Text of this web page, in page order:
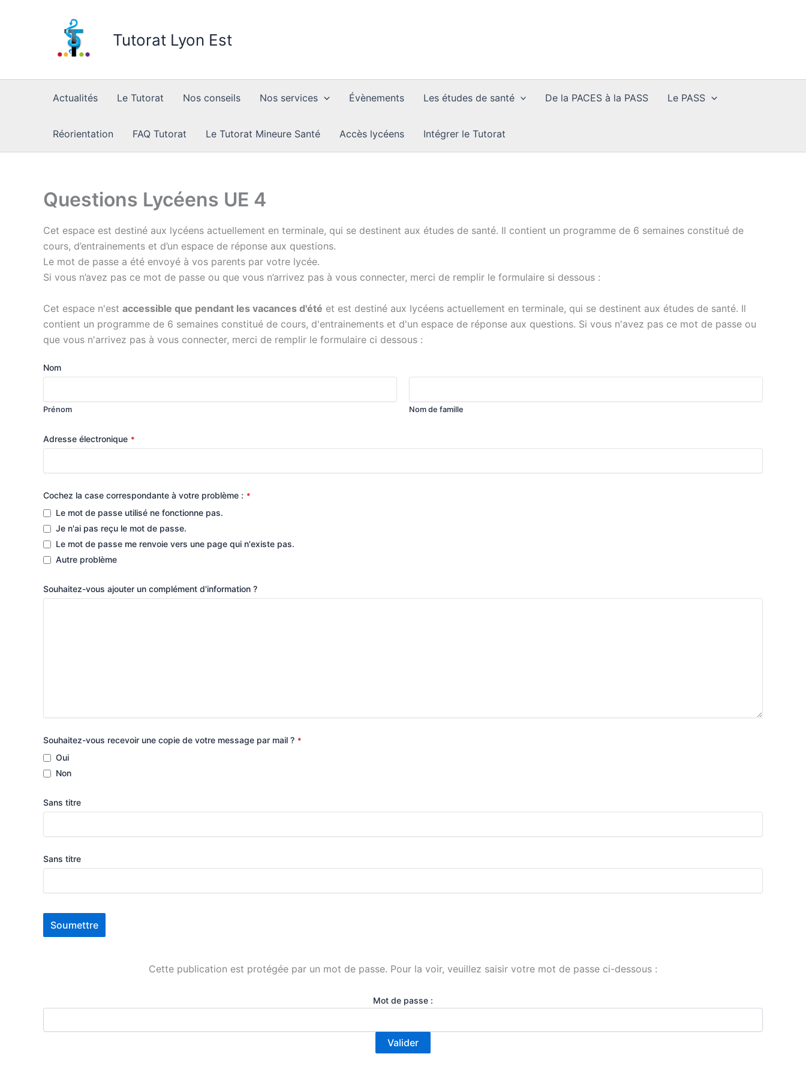
Tutorat Lyon Est
Actualités Le Tutorat Nos conseils Nos services Évènements Les études de santé De la PACES à la PASS Le PASS
Réorientation FAQ Tutorat Le Tutorat Mineure Santé Accès lycéens Intégrer le Tutorat
Questions Lycéens UE 4
Cet espace est destiné aux lycéens actuellement en terminale, qui se destinent aux études de santé. Il contient un programme de 6 semaines constitué de
cours, d’entrainements et d’un espace de réponse aux questions.
Le mot de passe a été envoyé à vos parents par votre lycée.
Si vous n’avez pas ce mot de passe ou que vous n’arrivez pas à vous connecter, merci de remplir le formulaire si dessous :
Cet espace n'est accessible que pendant les vacances d'été et est destiné aux lycéens actuellement en terminale, qui se destinent aux études de santé. Il
contient un programme de 6 semaines constitué de cours, d'entrainements et d'un espace de réponse aux questions. Si vous n'avez pas ce mot de passe ou
que vous n'arrivez pas à vous connecter, merci de remplir le formulaire ci dessous :
Nom
Prénom Nom de famille
Adresse électronique *
Cochez la case correspondante à votre problème : *
Le mot de passe utilisé ne fonctionne pas.
Je n'ai pas reçu le mot de passe.
Le mot de passe me renvoie vers une page qui n'existe pas.
Autre problème
Souhaitez-vous ajouter un complément d'information ?
Souhaitez-vous recevoir une copie de votre message par mail ? *
Oui
Non
Sans titre
Sans titre
Soumettre
m
Cette publication est protégée par un mot de passe. Pour la voir, veuillez saisir votre mot de passe ci-dessous :
Mot de passe :